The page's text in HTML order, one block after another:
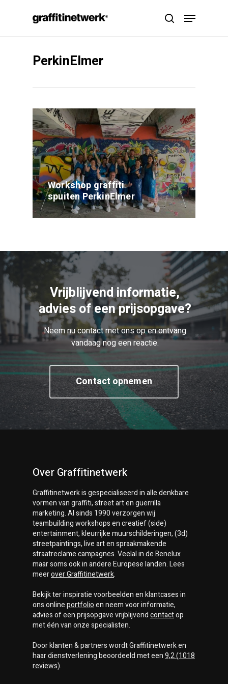
search
Menu
PerkinElmer
Workshop graffiti
spuiten PerkinElmer
Vrijblijvend informatie,
advies of een prijsopgave?
Neem nu contact met ons op en ontvang
vandaag nog een reactie.
Contact opnemen
Over Graffitinetwerk
Graffitinetwerkis gespecialiseerd in alle denkbare
vormen van graffiti, street art en guerrilla
marketing. Al sinds 1990 verzorgen wij
teambuilding workshops en creatief (side)
entertainment, kleurrijke muurschilderingen, (3d)
streetpaintings, live art en spraakmakende
straatreclame campagnes. Veelal in de Benelux
maar soms ook in andere Europese landen. Lees
meeroverGraffitinetwerk.
Bekijk ter inspiratie voorbeelden en klantcases in
ons onlineportfolioen neem voor informatie,
advies of een prijsopgave vrijblijvendcontactop
met één van onze specialisten.
Door klanten & partners wordtGraffitinetwerken
haar dienstverlening beoordeeld met een9,2(1018
reviews).